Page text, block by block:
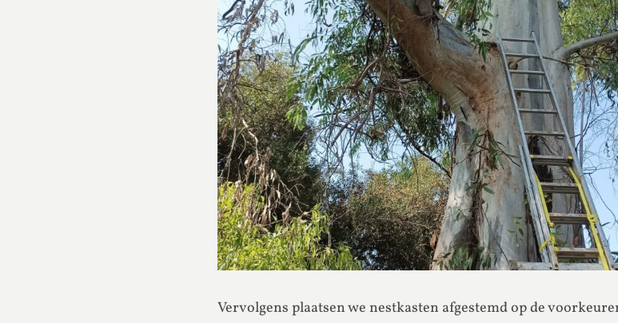
Vervolgens plaatsen we nestkasten afgestemd op de